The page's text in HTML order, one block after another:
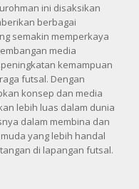
ini disaksikan
berbagai
semakin memperkaya
media
kemampuan
futsal. Dengan
konsep dan media
lebih luas dalam dunia
dalam membina dan
yang lebih handal
di lapangan futsal.